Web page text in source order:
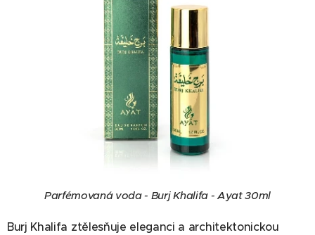
Parfémovaná voda - Burj Khalifa - Ayat 30ml
Burj Khalifa ztělesňuje eleganci a architektonickou